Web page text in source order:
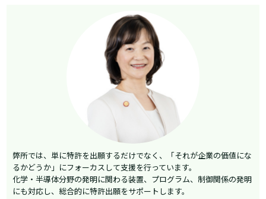
弊所では、単に特許を出願するだけでなく、「それが企業の価値にな
るかどうか」にフォーカスして支援を行っています。
化学・半導体分野の発明に関わる装置、プログラム、制御関係の発明
にも対応し、総合的に特許出願をサポートします。